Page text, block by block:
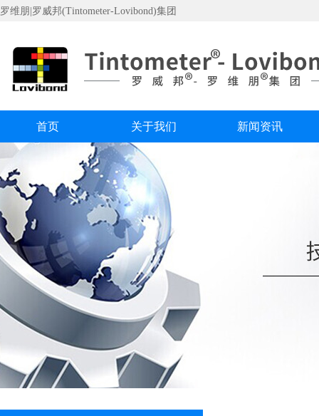
罗维朋|罗威邦(Tintometer-Lovibond)集团
首页 关于我们 新闻资讯